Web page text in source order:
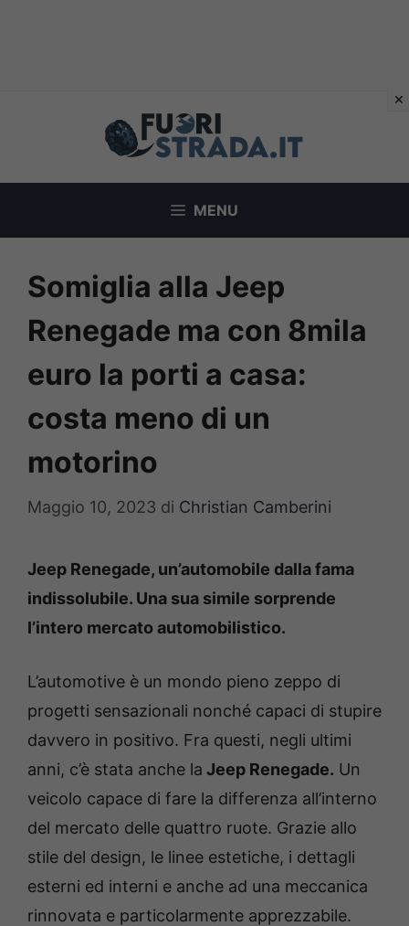
MENU
Somiglia alla Jeep
Renegade ma con 8mila
euro la porti a casa:
costa meno di un
motorino
Maggio 10, 2023 di Christian Camberini
Jeep Renegade, un’automobile dalla fama
indissolubile. Una sua simile sorprende
l’intero mercato automobilistico.
L’automotive è un mondo pieno zeppo di
progetti sensazionali nonché capaci di stupire
davvero in positivo. Fra questi, negli ultimi
anni, c’è stata anche la Jeep Renegade. Un
veicolo capace di fare la differenza all’interno
del mercato delle quattro ruote. Grazie allo
stile del design, le linee estetiche, i dettagli
esterni ed interni e anche ad una meccanica
rinnovata e particolarmente apprezzabile.